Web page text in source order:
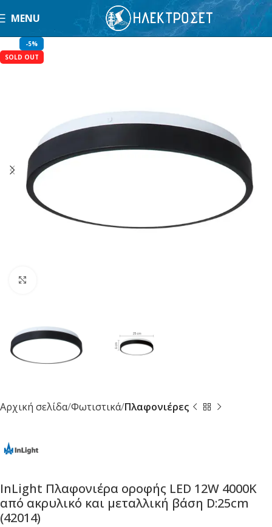
MENU
-5%
SOLD OUT
Αρχική σελίδα Φωτιστικά Πλαφονιέρες
InLight Πλαφονιέρα οροφής LED 12W 4000K
από ακρυλικό και μεταλλική βάση D:25cm
(42014)